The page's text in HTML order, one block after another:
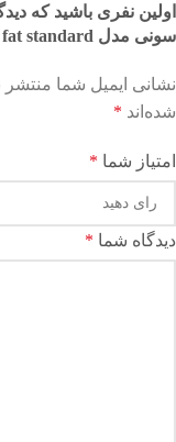
اولین نفری باشید که
سونی مدل ps5 fat standard”
نشانی ایمیل شما منتشر
شده‌اند *
امتیاز شما *
دیدگاه شما *